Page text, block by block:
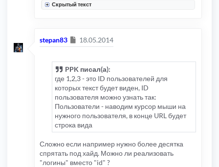
Скрытый текст
stepan83 Сообщение
18.05.2014
PPK писал(а):
где 1,2,3 - это ID пользователей для
которых текст будет виден, ID
пользователя можно узнать так:
Пользователи - наводим курсор мыши на
нужного пользователя, в конце URL будет
строка вида
Сложно если например нужно более десятка
спрятать под хайд. Можно ли реализовать
"логины" вместо "id" ?